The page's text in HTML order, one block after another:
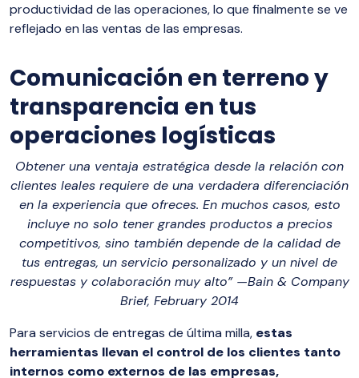
productividad de las operaciones, lo que finalmente se ve
reflejado en las ventas de las empresas.
Comunicación en terreno y
transparencia en tus
operaciones logísticas
Obtener una ventaja estratégica desde la relación con
clientes leales requiere de una verdadera diferenciación
en la experiencia que ofreces. En muchos casos, esto
incluye no solo tener grandes productos a precios
competitivos, sino también depende de la calidad de
tus entregas, un servicio personalizado y un nivel de
respuestas y colaboración muy alto” —Bain & Company
Brief, February 2014
Para servicios de entregas de última milla, estas
herramientas llevan el control de los clientes tanto
internos como externos de las empresas,